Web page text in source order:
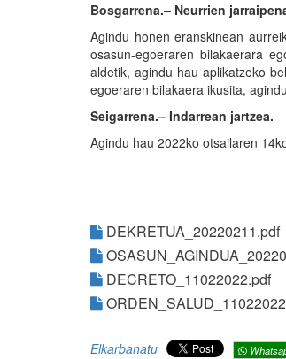
Bosgarrena.– Neurrien
Agindu honen eranskinean
osasun-egoeraren bilakaerara
aldetik, agindu hau aplikatzeko
egoeraren bilakaera ikusita,
Seigarrena.– Indarrean jartzea.
Agindu hau 2022ko otsailaren
DEKRETUA_20220211.pdf
DECRETO_11022022.pdf
Elkarbanatu